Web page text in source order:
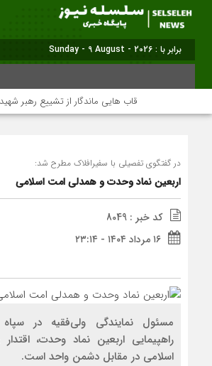
برابر با : Sunday - 9 August - 2026
قاب هایی ماندگار از تشییع رهبر شهید در
در گفتگوی تفصیلی با سفیرافلاک مطرح شد:
اربعین نماد وحدت و همدلی امت اسلامی
کد خبر : 8049
۱۶ مرداد ۱۴۰۴ - ۲۳:۱۴
مسئول نمایندگی ولی‌فقیه در
راهپیمایی اربعین نماد وحدت،
اسلامی در مقابل دشمن واحد است.